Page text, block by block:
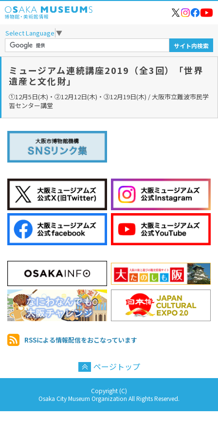
Select Language ▼
ミュージアム連続講座2019（全3回）「世界
遺産と文化財」
①12月5日(木)・②12月12日(木)・③12月19日(木) / 大阪市立難波市民学
習センター講堂
RSSによる情報配信をおこなっています
ページトップ
Copyright (C)
Osaka City Museum Organization All Rights Reserved.